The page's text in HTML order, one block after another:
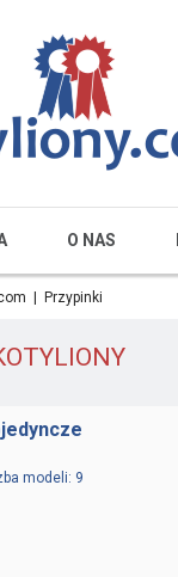
O NAS
Przypinki
modeli: 9